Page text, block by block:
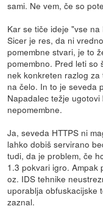
sami. Ne vem, če so
Kar se tiče ideje "vse
Sicer je res, da ni
pomembne stvari, je to
pomembno. Pred leti so
nek konkreten razlog
na čelo. In to je seveda
Napadalec težje
nepomembne.
Ja, seveda HTTPS ni
lahko dobiš servirano
tudi, da je problem, če
1.3 pokvari igro. Ampak
oz. IDS tehnike
uporablja obfuskacijske
zaznal.